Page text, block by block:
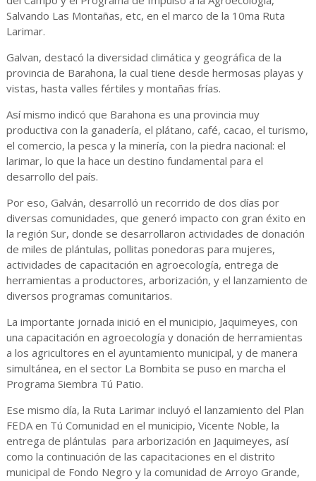
Salvando Las Montañas, etc, en el marco de la 10ma Ruta
Larimar.
Galvan, destacó la diversidad climática y geográfica de la
provincia de Barahona, la cual tiene desde hermosas playas y
vistas, hasta valles fértiles y montañas frías.
Así mismo indicó que Barahona es una provincia muy
productiva con la ganadería, el plátano, café, cacao, el turismo,
el comercio, la pesca y la minería, con la piedra nacional: el
larimar, lo que la hace un destino fundamental para el
desarrollo del país.
Por eso, Galván, desarrolló un recorrido de dos días por
diversas comunidades, que generó impacto con gran éxito en
la región Sur, donde se desarrollaron actividades de donación
de miles de plántulas, pollitas ponedoras para mujeres,
actividades de capacitación en agroecología, entrega de
herramientas a productores, arborización, y el lanzamiento de
diversos programas comunitarios.
La importante jornada inició en el municipio, Jaquimeyes, con
una capacitación en agroecología y donación de herramientas
a los agricultores en el ayuntamiento municipal, y de manera
simultánea, en el sector La Bombita se puso en marcha el
Programa Siembra Tú Patio.
Ese mismo día, la Ruta Larimar incluyó el lanzamiento del Plan
FEDA en Tú Comunidad en el municipio, Vicente Noble, la
entrega de plántulas para arborización en Jaquimeyes, así
como la continuación de las capacitaciones en el distrito
municipal de Fondo Negro y la comunidad de Arroyo Grande,